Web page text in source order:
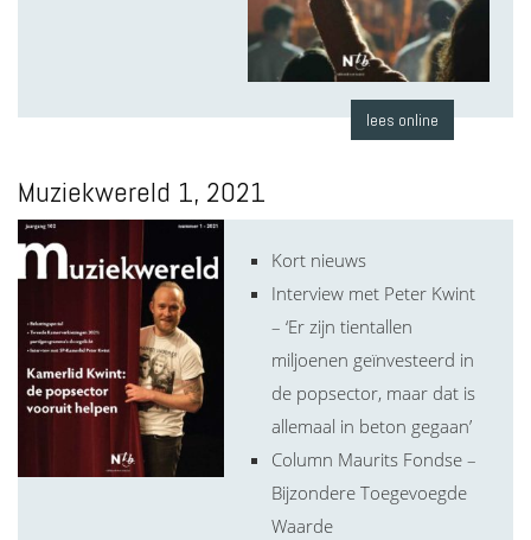
lees online
Muziekwereld 1, 2021
Kort nieuws
Interview met Peter Kwint
– ‘Er zijn tientallen
miljoenen geïnvesteerd in
de popsector, maar dat is
allemaal in beton gegaan’
Column Maurits Fondse –
Bijzondere Toegevoegde
Waarde